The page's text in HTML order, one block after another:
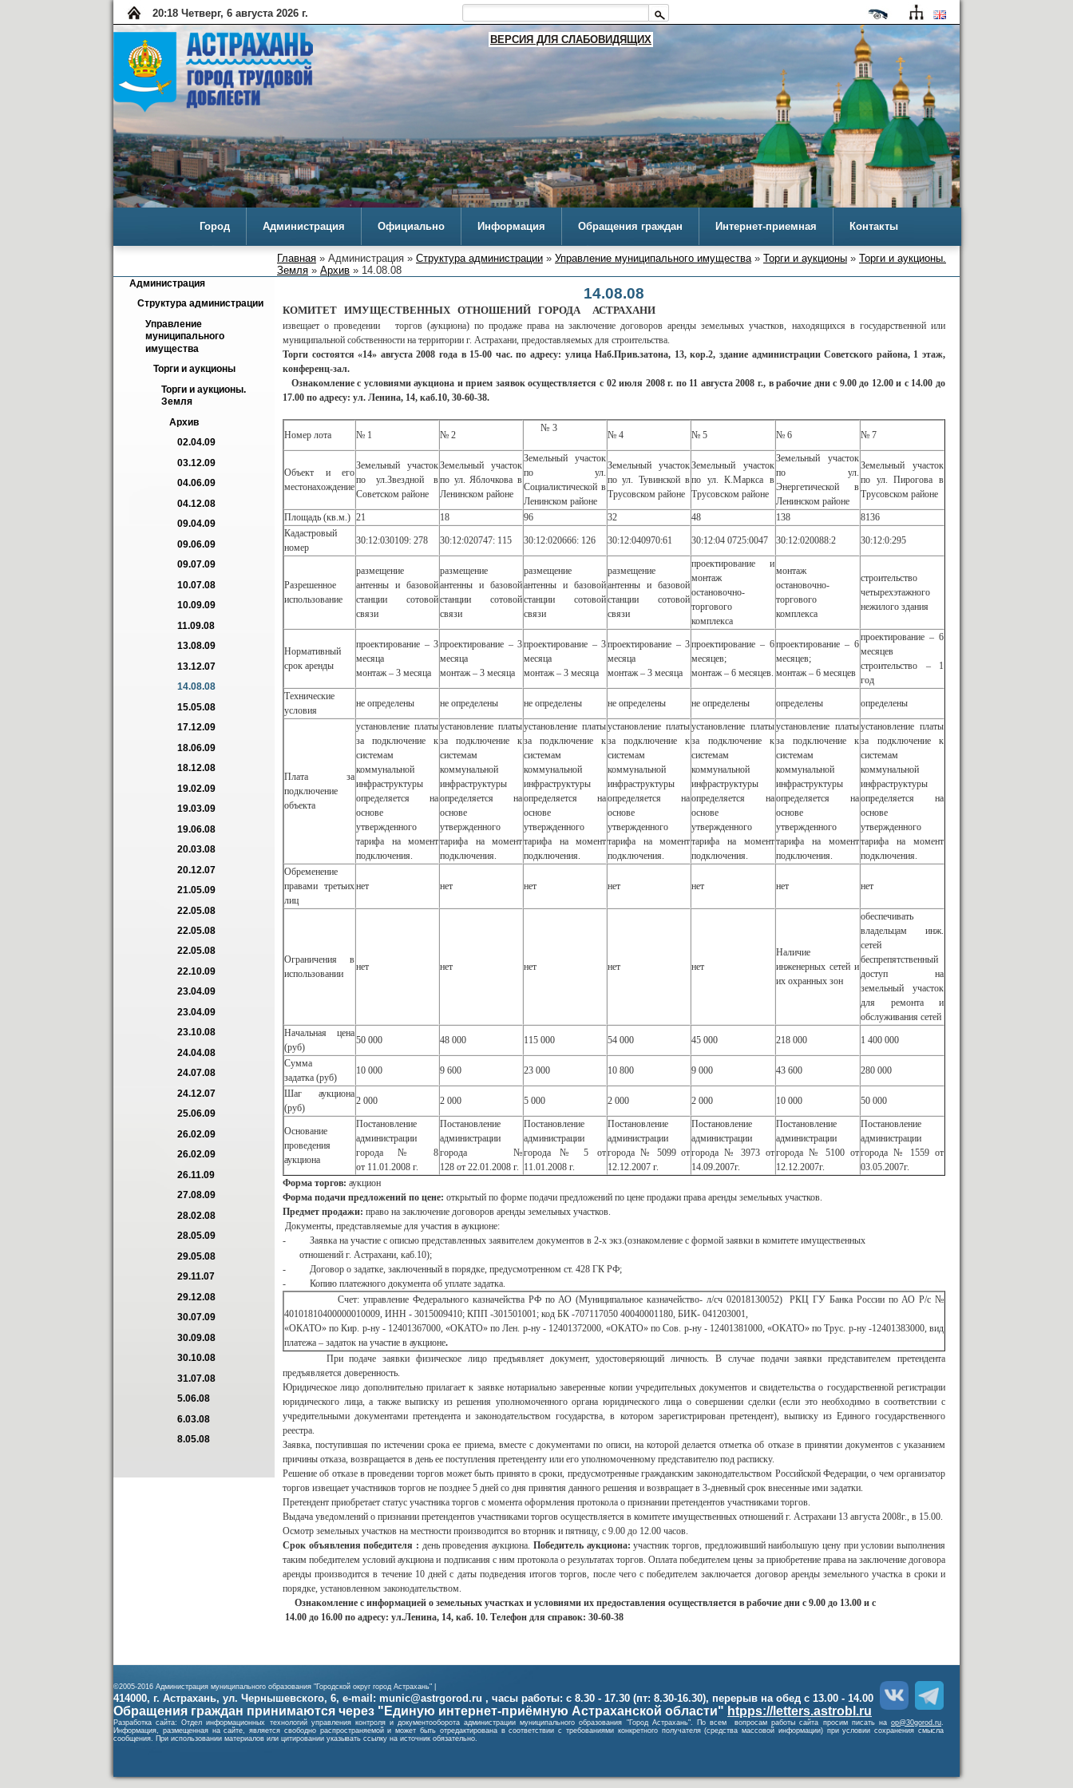
20:18 Четверг, 6 августа 2026 г.
ВЕРСИЯ ДЛЯ СЛАБОВИДЯЩИХ
Город Администрация Официально Информация Обращения граждан Интернет-приемная Контакты
Главная » Администрация » Структура администрации » Управление муниципального имущества» Торги и аукционы » Торги и аукционы.
Земля » Архив » 14.08.08
Администрация
Структура администрации
Управление
муниципального
имущества
Торги и аукционы
Торги и аукционы.
Земля
Архив
02.04.09
03.12.09
04.06.09
04.12.08
09.04.09
09.06.09
09.07.09
10.07.08
10.09.09
11.09.08
13.08.09
13.12.07
14.08.08
15.05.08
17.12.09
18.06.09
18.12.08
19.02.09
19.03.09
19.06.08
20.03.08
20.12.07
21.05.09
22.05.08
22.05.08
22.05.08
22.10.09
23.04.09
23.04.09
23.10.08
24.04.08
24.07.08
24.12.07
25.06.09
26.02.09
26.02.09
26.11.09
27.08.09
28.02.08
28.05.09
29.05.08
29.11.07
29.12.08
30.07.09
30.09.08
30.10.08
31.07.08
5.06.08
6.03.08
8.05.08
14.08.08
КОМИТЕТ ИМУЩЕСТВЕННЫХ ОТНОШЕНИЙ ГОРОДА АСТРАХАНИ
извещает о проведении торгов (аукциона) по продаже права на заключение договоров аренды земельных участков, находящихся в государственной или
муниципальной собственности на территории г. Астрахани, предоставляемых для строительства.
Торги состоятся «14» августа 2008 года в 15-00 час. по адресу: улица Наб.Прив.затона, 13, кор.2, здание администрации Советского района, 1 этаж,
конференц-зал.
Ознакомление с условиями аукциона и прием заявок осуществляется с 02 июля 2008 г. по 11 августа 2008 г., в рабочие дни с 9.00 до 12.00 и с 14.00 до
17.00 по адресу: ул. Ленина, 14, каб.10, 30-60-38.
Номер лота № 1 № 2
№ 3
№ 4 № 5 № 6 № 7
Объект и его
местонахождение
Земельный участок
по ул.Звездной в
Советском районе
Земельный участок
по ул. Яблочкова в
Ленинском районе
Земельный участок
по ул.
Социалистической в
Ленинском районе
Земельный участок
по ул. Тувинской в
Трусовском районе
Земельный участок
по ул. К.Маркса в
Трусовском районе
Земельный участок
по ул.
Энергетической в
Ленинском районе
Земельный участок
по ул. Пирогова в
Трусовском районе
Площадь (кв.м.) 21 18 96 32 48 138
8136
Кадастровый
номер
30:12:030109: 278 30:12:020747: 115 30:12:020666: 126 30:12:040970:61 30:12:04 0725:0047 30:12:020088:2 30:12:0:295
Разрешенное
использование
размещение
антенны и базовой
станции сотовой
связи
размещение
антенны и базовой
станции сотовой
связи
размещение
антенны и базовой
станции сотовой
связи
размещение
антенны и базовой
станции сотовой
связи
проектирование и
монтаж
остановочно-
торгового
комплекса
монтаж
остановочно-
торгового
комплекса
строительство
четырехэтажного
нежилого здания
Нормативный
срок аренды
проектирование – 3
месяца
монтаж – 3 месяца
проектирование – 3
месяца
монтаж – 3 месяца
проектирование – 3
месяца
монтаж – 3 месяца
проектирование – 3
месяца
монтаж – 3 месяца
проектирование – 6
месяцев;
монтаж – 6 месяцев.
проектирование – 6
месяцев;
монтаж – 6 месяцев
проектирование – 6
месяцев
строительство – 1
год
Технические
условия
не определены не определены не определены не определены не определены определены определены
Плата за
подключение
объекта
установление платы
за подключение к
системам
коммунальной
инфраструктуры
определяется на
основе
утвержденного
тарифа на момент
подключения.
установление платы
за подключение к
системам
коммунальной
инфраструктуры
определяется на
основе
утвержденного
тарифа на момент
подключения.
установление платы
за подключение к
системам
коммунальной
инфраструктуры
определяется на
основе
утвержденного
тарифа на момент
подключения.
установление платы
за подключение к
системам
коммунальной
инфраструктуры
определяется на
основе
утвержденного
тарифа на момент
подключения.
установление платы
за подключение к
системам
коммунальной
инфраструктуры
определяется на
основе
утвержденного
тарифа на момент
подключения.
установление платы
за подключение к
системам
коммунальной
инфраструктуры
определяется на
основе
утвержденного
тарифа на момент
подключения.
установление платы
за подключение к
системам
коммунальной
инфраструктуры
определяется на
основе
утвержденного
тарифа на момент
подключения.
Обременение
правами третьих
лиц
нет нет нет нет нет нет нет
Ограничения в
использовании
нет нет нет нет нет
Наличие
инженерных сетей и
их охранных зон
обеспечивать
владельцам инж.
сетей
беспрепятственный
доступ на
земельный участок
для ремонта и
обслуживания сетей
Начальная цена
(руб)
50 000 48 000 115 000 54 000 45 000 218 000 1 400 000
Сумма
задатка (руб)
10 000 9 600 23 000 10 800 9 000 43 600 280 000
Шаг аукциона
(руб)
2 000 2 000 5 000 2 000 2 000 10 000 50 000
Основание
проведения
аукциона
Постановление
администрации
города № 8
от 11.01.2008 г.
Постановление
администрации
города №
128 от 22.01.2008 г.
Постановление
администрации
города № 5 от
11.01.2008 г.
Постановление
администрации
города № 5099 от
12.12.2007 г.
Постановление
администрации
города № 3973 от
14.09.2007г.
Постановление
администрации
города № 5100 от
12.12.2007г.
Постановление
администрации
города № 1559 от
03.05.2007г.
Форма торгов: аукцион
Форма подачи предложений по цене: открытый по форме подачи предложений по цене продажи права аренды земельных участков.
Предмет продажи: право на заключение договоров аренды земельных участков.
Документы, представляемые для участия в аукционе:
- Заявка на участие с описью представленных заявителем документов в 2-х экз.(ознакомление с формой заявки в комитете имущественных
отношений г. Астрахани, каб.10);
- Договор о задатке, заключенный в порядке, предусмотренном ст. 428 ГК РФ;
- Копию платежного документа об уплате задатка.
Счет: управление Федерального казначейства РФ по АО (Муниципальное казначейство- л/сч 02018130052) РКЦ ГУ Банка России по АО Р/с №
40101810400000010009, ИНН - 3015009410; КПП -301501001; код БК -707117050 40040001180, БИК- 041203001,
«ОКАТО» по Кир. р-ну - 12401367000, «ОКАТО» по Лен. р-ну - 12401372000, «ОКАТО» по Сов. р-ну - 12401381000, «ОКАТО» по Трус. р-ну -12401383000, вид
платежа – задаток на участие в аукционе.
При подаче заявки физическое лицо предъявляет документ, удостоверяющий личность. В случае подачи заявки представителем претендента
предъявляется доверенность.
Юридическое лицо дополнительно прилагает к заявке нотариально заверенные копии учредительных документов и свидетельства о государственной регистрации
юридического лица, а также выписку из решения уполномоченного органа юридического лица о совершении сделки (если это необходимо в соответствии с
учредительными документами претендента и законодательством государства, в котором зарегистрирован претендент), выписку из Единого государственного
реестра.
Заявка, поступившая по истечении срока ее приема, вместе с документами по описи, на которой делается отметка об отказе в принятии документов с указанием
причины отказа, возвращается в день ее поступления претенденту или его уполномоченному представителю под расписку.
Решение об отказе в проведении торгов может быть принято в сроки, предусмотренные гражданским законодательством Российской Федерации, о чем организатор
торгов извещает участников торгов не позднее 5 дней со дня принятия данного решения и возвращает в 3-дневный срок внесенные ими задатки.
Претендент приобретает статус участника торгов с момента оформления протокола о признании претендентов участниками торгов.
Выдача уведомлений о признании претендентов участниками торгов осуществляется в комитете имущественных отношений г. Астрахани 13 августа 2008г., в 15.00.
Осмотр земельных участков на местности производится во вторник и пятницу, с 9.00 до 12.00 часов.
Cрок объявления победителя : день проведения аукциона. Победитель аукциона: участник торгов, предложивший наибольшую цену при условии выполнения
таким победителем условий аукциона и подписания с ним протокола о результатах торгов. Оплата победителем цены за приобретение права на заключение договора
аренды производится в течение 10 дней с даты подведения итогов торгов, после чего с победителем заключается договор аренды земельного участка в сроки и
порядке, установленном законодательством.
Ознакомление с информацией о земельных участках и условиями их предоставления осуществляется в рабочие дни с 9.00 до 13.00 и с
14.00 до 16.00 по адресу: ул.Ленина, 14, каб. 10. Телефон для справок: 30-60-38
©2005-2016 Администрация муниципального образования "Городской округ город Астрахань" |
414000, г. Астрахань, ул. Чернышевского, 6, e-mail: munic@astrgorod.ru , часы работы: с 8.30 - 17.30 (пт: 8.30-16.30), перерыв на обед с 13.00 - 14.00
Обращения граждан принимаются через "Единую интернет-приёмную Астраханской области" htpps://letters.astrobl.ru
Разработка сайта: Отдел информационных технологий управления контроля и документооборота администрации муниципального образования "Город Астрахань". По всем вопросам работы сайта просим писать на op@30gorod.ru.
Информация, размещенная на сайте, является свободно распространяемой и может быть отредактирована в соответствии с требованиями конкретного получателя (средства массовой информации) при условии сохранения смысла
сообщения. При использовании материалов или цитировании указывать ссылку на источник обязательно.